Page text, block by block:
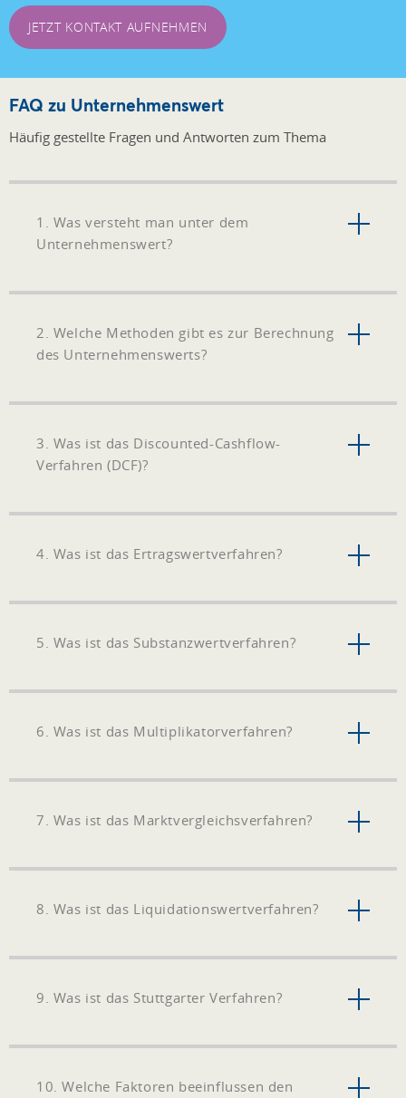
Wert wird dann mit einer
Verhältniskennzahl der
entsprechenden Branche
multipliziert, die Ergebnisse
realer, vergleichbarer
widerspiegelt.
Schulden
kommt zum Einsatz,
wenn die
zum Beispiel, wenn
Anlage- und
Umlaufvermögen sowie
Immobilien in die
Verbindlichkeiten
Fremdkapital) werden
JETZT KONTAKT AUFNEHMEN
FAQ zu Unternehmenswert
Häufig gestellte Fragen und Antworten zum Thema
1. Was versteht man unter dem
Unternehmenswert?
2. Welche Methoden gibt es zur Berechnung
des Unternehmenswerts?
3. Was ist das Discounted-Cashflow-
Verfahren (DCF)?
4. Was ist das Ertragswertverfahren?
5. Was ist das Substanzwertverfahren?
6. Was ist das Multiplikatorverfahren?
7. Was ist das Marktvergleichsverfahren?
8. Was ist das Liquidationswertverfahren?
9. Was ist das Stuttgarter Verfahren?
10. Welche Faktoren beeinflussen den